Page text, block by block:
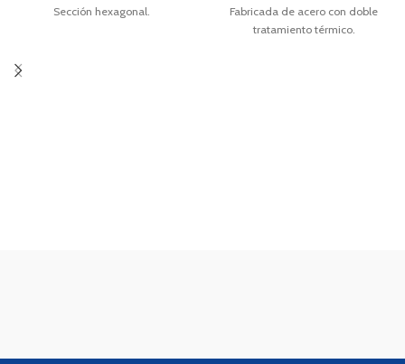
Sección hexagonal.
Fabricada de acero con doble
tratamiento térmico.